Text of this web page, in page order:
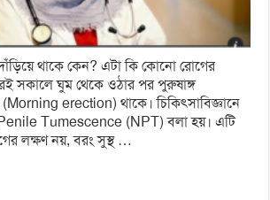
থাকে কেন? এটা কি কোনো রোগের
সকালে ঘুম থেকে ওঠার পর পুরুষাঙ্গ
(Morning erection) থাকে। চিকিৎসাবিজ্ঞানে
Tumescence (NPT) বলা হয়। এটি
লক্ষণ নয়, বরং সুস্থ …